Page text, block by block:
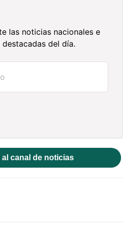
las noticias nacionales e
del día.
al canal de noticias